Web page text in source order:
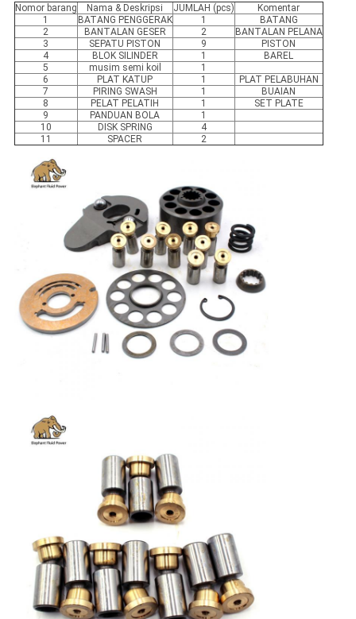
Nomor barang Nama & Deskripsi JUMLAH (pcs)
Komentar
1
BATANG PENGGERAK 1
BATANG
2
BANTALAN GESER 2
BANTALAN PELANA
3
SEPATU PISTON 9
PISTON
4
BLOK SILINDER 1
BAREL
5
musim semi koil
1
6
PLAT KATUP 1
PLAT PELABUHAN
7
PIRING SWASH 1
BUAIAN
8
PELAT PELATIH 1
SET PLATE
9
PANDUAN BOLA
1
10
DISK SPRING
4
11
SPACER 2